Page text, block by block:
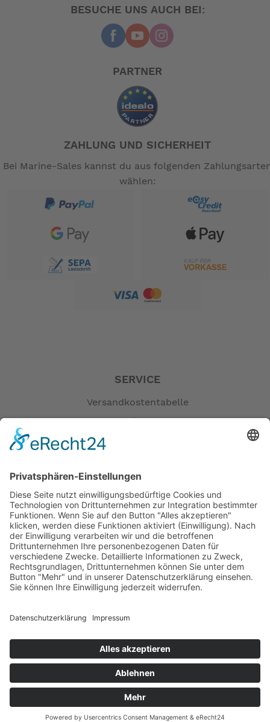
0014000
0012000
0015000
-- Auf Produktfotos angezeigte Dekorationsartikel
gehören nicht zum Leistungsumfang. --
BESUCHE UNS AUCH BEI:
PARTNER
ZAHLUNG UND SICHERHEIT
Bei Marine-Sales kannst du aus folgenden
wählen:
SERVICE
Versandkostentabelle
Blog
Erklärung zur Barrierefreiheit
AGB
Öffnungszeiten
Versandpartner
Verfügbarkeiten
Zahlung und Versand
Datenschutz
Fernabsatz
Widerrufsrecht bei Dienstleistungen
Kontakt
Garantiefall
Batterieverordnung